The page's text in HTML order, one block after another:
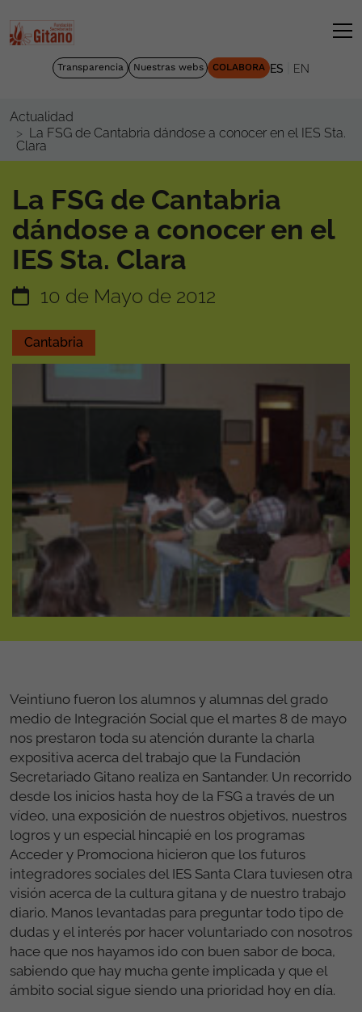
Transparencia Nuestras webs COLABORA ES EN
Actualidad
La FSG de Cantabria dándose a conocer en el IES Sta.
Clara
La FSG de Cantabria
dándose a conocer en el
IES Sta. Clara
10 de Mayo de 2012
Cantabria
Veintiuno fueron los alumnos y alumnas del grado
medio de Integración Social que el martes 8 de mayo
nos prestaron toda su atención durante la charla
expositiva acerca del trabajo que la Fundación
Secretariado Gitano realiza en Santander. Un recorrido
desde los inicios hasta hoy de la FSG a través de un
vídeo, una exposición de nuestros objetivos, nuestros
logros y un especial hincapié en los programas
Acceder y Promociona hicieron que los futuros
integradores sociales del IES Santa Clara tuviesen otra
visión acerca de la cultura gitana y de nuestro trabajo
diario. Manos levantadas para preguntar todo tipo de
dudas y el interés por hacer voluntariado con nosotros
hace que nos hayamos ido con buen sabor de boca,
sabiendo que hay mucha gente implicada y que el
ámbito social sigue siendo una prioridad hoy en día.